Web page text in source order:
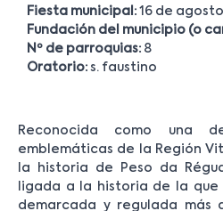
Reconocida como una
emblemáticas de la Región
la historia de Peso da
ligada a la historia de la
demarcada y regulada más
Fiesta municipal: 16 de agosto
Fundación del municipio (o
Nº de parroquias: 8
Oratorio: s. faustino